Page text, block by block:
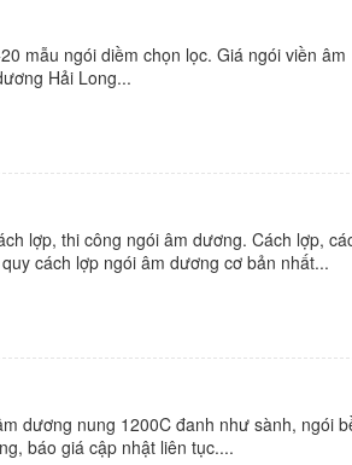
mẫu ngói diềm chọn lọc. Giá ngói viền âm
Hải Long...
lợp, thi công ngói âm dương. Cách lợp,
cách lợp ngói âm dương cơ bản nhất...
dương nung 1200C đanh như sành, ngói
báo giá cập nhật liên tục....